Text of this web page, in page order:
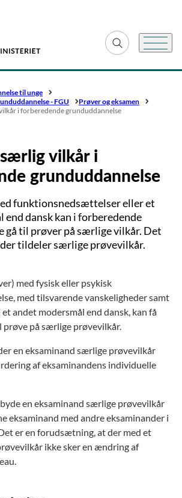
Fold søgefelt ud
Menu
til unge
- FGU
Prøver og eksamen
i forberedende grunduddannelse
vilkår i
grunduddannelse
funktionsnedsættelser eller et
end dansk kan i forberedende
gå til prøver på særlige vilkår. Det
tildeler særlige prøvevilkår.
med fysisk eller psykisk
med tilsvarende vanskeligheder samt
andet modersmål end dansk, kan få
på særlige prøvevilkår.
en eksaminand særlige prøvevilkår
af eksaminandens individuelle
en eksaminand særlige prøvevilkår
eksaminand med andre eksaminander i
er en forudsætning, at der med et
ikke sker en ændring af